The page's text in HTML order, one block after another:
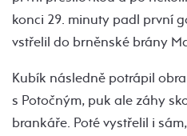
konci 29. minuty padl první
vstřelil do brněnské brány
Kubík následně potrápil
s Potočným, puk ale záhy
brankáře. Poté vystřelil i